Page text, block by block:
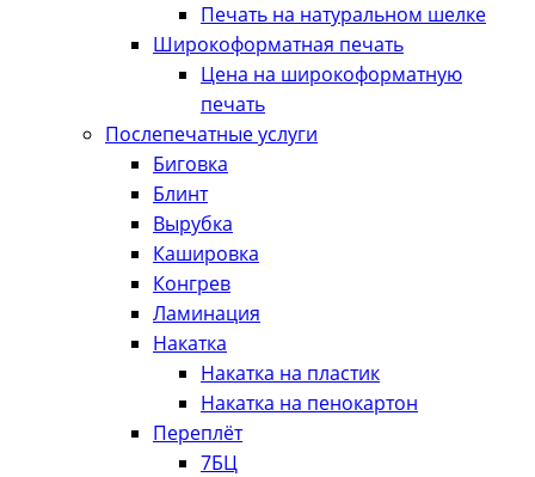
Печать на натуральном шелке
Широкоформатная печать
Цена на широкоформатную
печать
Послепечатные услуги
Биговка
Блинт
Вырубка
Кашировка
Конгрев
Ламинация
Накатка
Накатка на пластик
Накатка на пенокартон
Переплёт
7БЦ